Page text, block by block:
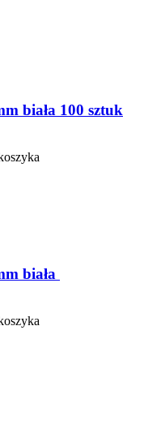
biała 100 sztuk
biała